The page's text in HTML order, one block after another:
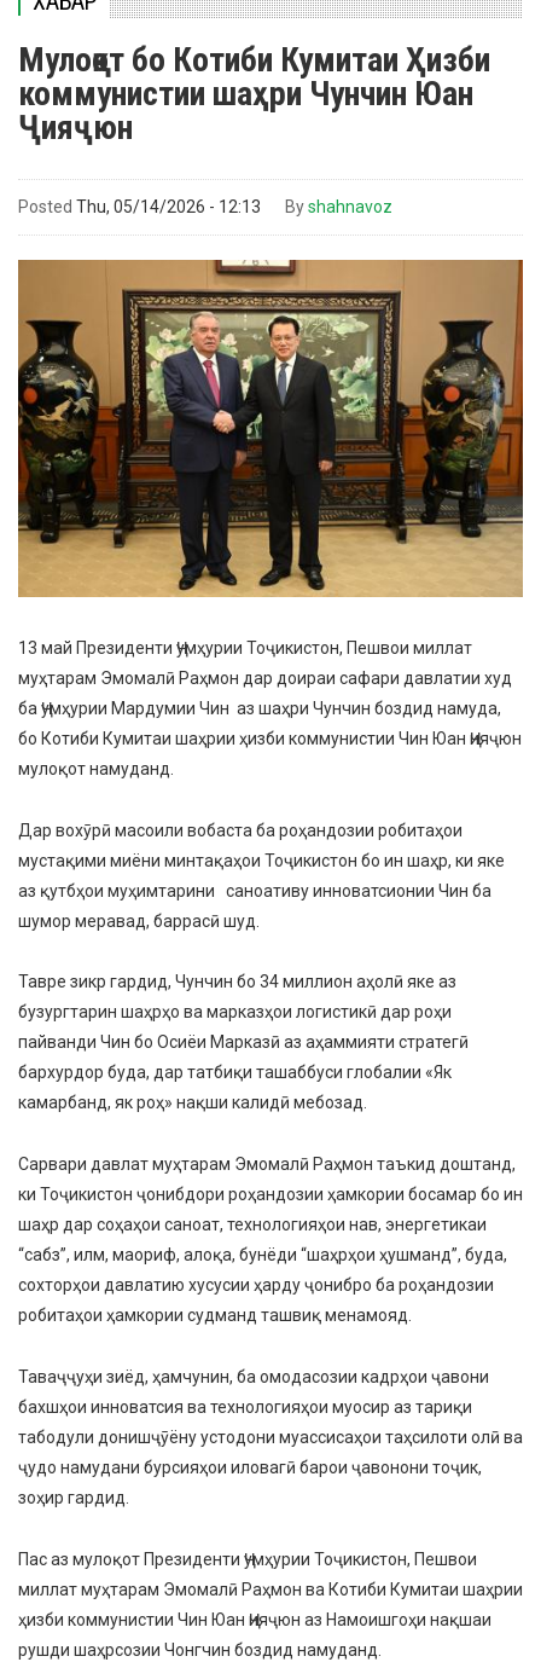
Мулоқот бо Котиби Кумитаи Ҳизби
коммунистии шаҳри Чунчин Юан
Ҷияҷюн
Posted Thu, 05/14/2026 - 12:13 Byshahnavoz
13 май Президенти Ҷумҳурии Тоҷикистон, Пешвои миллат
муҳтарам Эмомалӣ Раҳмон дар доираи сафари давлатии худ
ба Ҷумҳурии Мардумии Чин аз шаҳри Чунчин боздид намуда,
бо Котиби Кумитаи шаҳрии ҳизби коммунистии Чин Юан Ҷияҷюн
мулоқот намуданд.
Дар вохӯрӣ масоили вобаста ба роҳандозии робитаҳои
мустақими миёни минтақаҳои Тоҷикистон бо ин шаҳр, ки яке
аз қутбҳои муҳимтарини саноативу инноватсионии Чин ба
шумор меравад, баррасӣ шуд.
Тавре зикр гардид, Чунчин бо 34 миллион аҳолӣ яке аз
бузургтарин шаҳрҳо ва марказҳои логистикӣ дар роҳи
пайванди Чин бо Осиёи Марказӣ аз аҳаммияти стратегӣ
бархурдор буда, дар татбиқи ташаббуси глобалии «Як
камарбанд, як роҳ» нақши калидӣ мебозад.
Сарвари давлат муҳтарам Эмомалӣ Раҳмон таъкид доштанд,
ки Тоҷикистон ҷонибдори роҳандозии ҳамкории босамар бо ин
шаҳр дар соҳаҳои саноат, технологияҳои нав, энергетикаи
“сабз”, илм, маориф, алоқа, бунёди “шаҳрҳои ҳушманд”, буда,
сохторҳои давлатию хусусии ҳарду ҷонибро ба роҳандозии
робитаҳои ҳамкории судманд ташвиқ менамояд.
Таваҷҷуҳи зиёд, ҳамчунин, ба омодасозии кадрҳои ҷавони
бахшҳои инноватсия ва технологияҳои муосир аз тариқи
табодули донишҷӯёну устодони муассисаҳои таҳсилоти олӣ ва
ҷудо намудани бурсияҳои иловагӣ барои ҷавонони тоҷик,
зоҳир гардид.
Пас аз мулоқот Президенти Ҷумҳурии Тоҷикистон, Пешвои
миллат муҳтарам Эмомалӣ Раҳмон ва Котиби Кумитаи шаҳрии
ҳизби коммунистии Чин Юан Ҷияҷюн аз Намоишгоҳи нақшаи
рушди шаҳрсозии Чонгчин боздид намуданд.